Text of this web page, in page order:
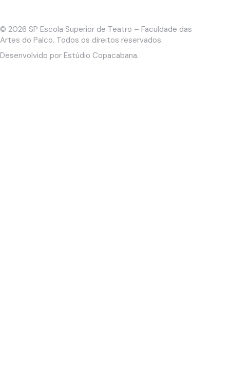
© 2026 SP Escola Superior de Teatro – Faculdade das
Artes do Palco. Todos os direitos reservados.
Desenvolvido por Estúdio Copacabana.